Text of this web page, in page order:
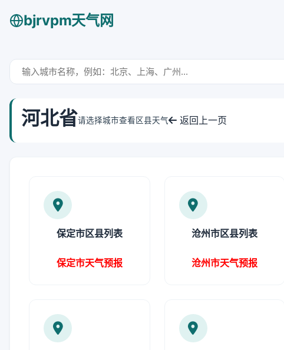
bjrvpm天气网
河北省请选择城市查看区县天气 返回上一页
保定市区县列表
保定市天气预报
沧州市区县列表
沧州市天气预报